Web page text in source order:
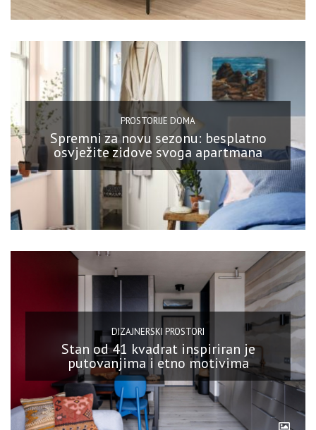
PROSTORIJE DOMA
Spremni za novu sezonu: besplatno
osvježite zidove svoga apartmana
DIZAJNERSKI PROSTORI
Stan od 41 kvadrat inspiriran je
putovanjima i etno motivima